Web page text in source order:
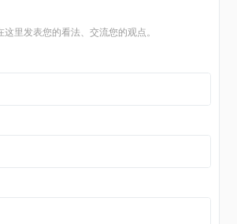
里发表您的看法、交流您的观点。